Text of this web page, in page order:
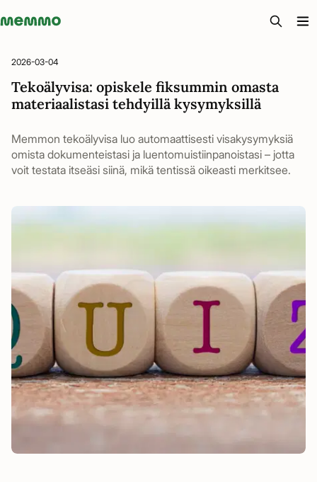
Memmo - AI-verktyg och digital kurslitteratur
2026-03-04
Tekoälyvisa: opiskele fiksummin omasta
materiaalistasi tehdyillä kysymyksillä
Memmon tekoälyvisa luo automaattisesti visakysymyksiä
omista dokumenteistasi ja luentomuistiinpanoistasi – jotta
voit testata itseäsi siinä, mikä tentissä oikeasti merkitsee.